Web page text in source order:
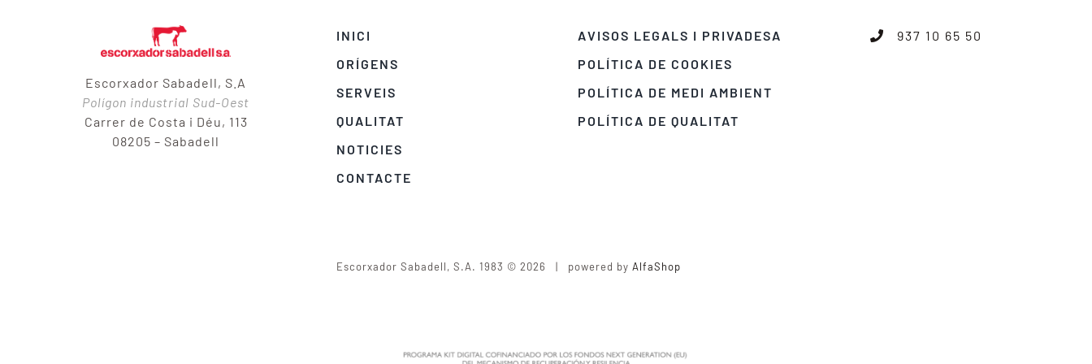
Escorxador Sabadell, S.A
Polígon industrial Sud-Oest
Carrer de Costa i Déu, 113
08205 – Sabadell
INICI
ORÍGENS
SERVEIS
QUALITAT
NOTICIES
CONTACTE
AVISOS LEGALS I PRIVADESA
POLÍTICA DE COOKIES
POLÍTICA DE MEDI AMBIENT
POLÍTICA DE QUALITAT
937 10 65 50
Escorxador Sabadell, S.A. 1983 © 2026 | powered by AlfaShop